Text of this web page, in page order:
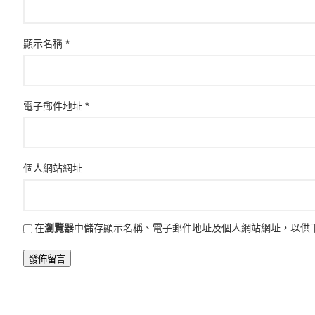
顯示名稱 *
電子郵件地址 *
個人網站網址
在瀏覽器中儲存顯示名稱、電子郵件地址及個人網站網址，以供